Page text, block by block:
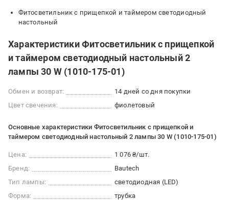
Фитосветильник с прищепкой и таймером светодиодный
настольный
Характеристики Фитосветильник с прищепкой
и таймером светодиодный настольный 2
лампы 30 W (1010-175-01)
Обмен и возврат:
14 дней со дня покупки
Цвет свечения:
фиолетовый
Основные характеристики Фитосветильник с прищепкой и
таймером светодиодный настольный 2 лампы 30 W (1010-175-01)
Цена:
1 076 ₴/шт.
Бренд:
Bautech
Тип лампы:
светодиодная (LED)
Форма:
трубка